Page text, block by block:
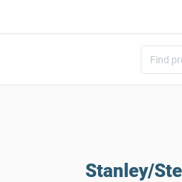
Stanley/